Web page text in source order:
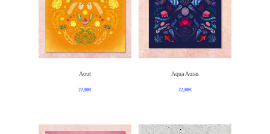
Ajouter Au Panier
Aout
22,00€
Ajouter Au Panier
Aqua Auras
22,00€